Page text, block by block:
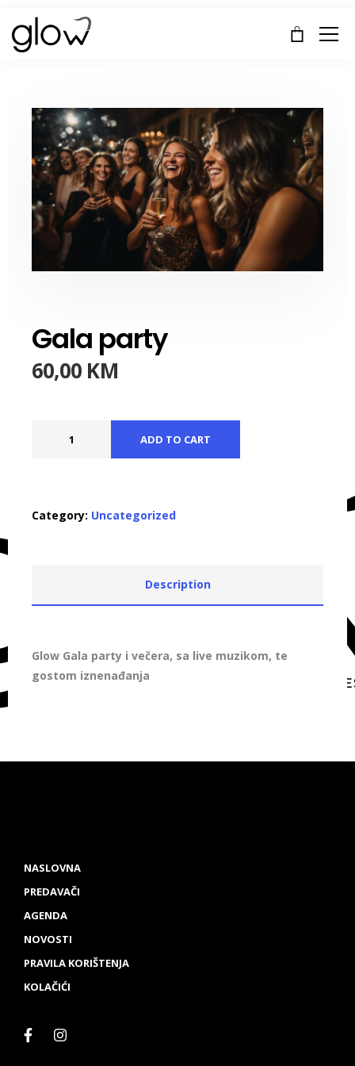
Gala party
60,00 KM
ADD TO CART
Category: Uncategorized
Description
Glow Gala party i večera, sa live muzikom, te
gostom iznenađanja
NASLOVNA
PREDAVAČI
AGENDA
NOVOSTI
PRAVILA KORIŠTENJA
KOLAČIĆI